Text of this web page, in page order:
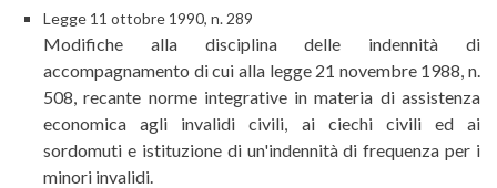
Legge 11 ottobre 1990, n. 289
Modifiche alla disciplina delle indennità di
accompagnamento di cui alla legge 21 novembre 1988, n.
508, recante norme integrative in materia di assistenza
economica agli invalidi civili, ai ciechi civili ed ai
sordomuti e istituzione di un'indennità di frequenza per i
minori invalidi.